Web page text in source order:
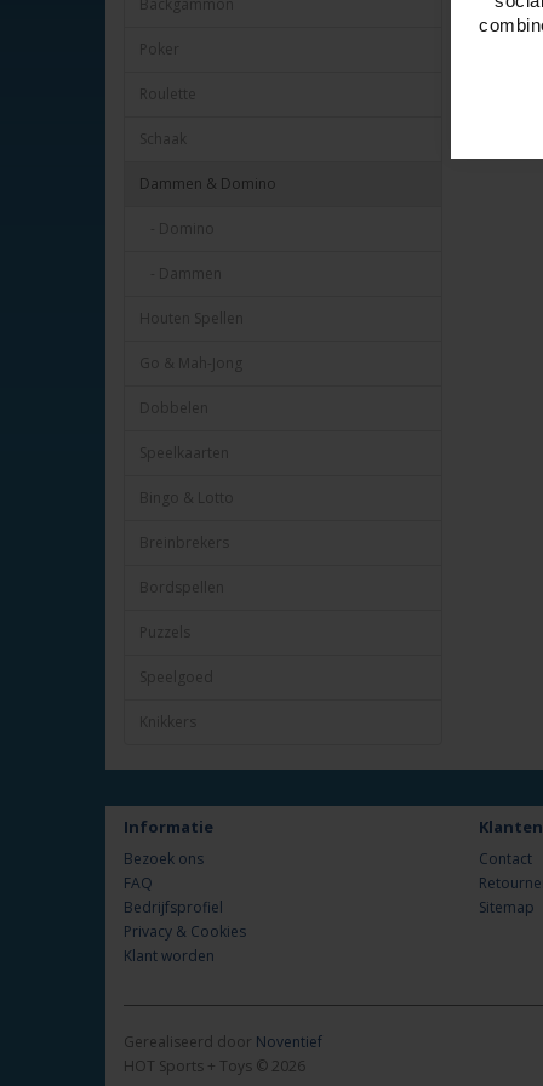
Backgammon
Poker
Roulette
Schaak
Dammen & Domino
- Domino
- Dammen
Houten Spellen
Go & Mah-Jong
Dobbelen
Speelkaarten
Bingo & Lotto
Breinbrekers
Bordspellen
Puzzels
Speelgoed
Knikkers
Informatie
Bezoek ons
FAQ
Bedrijfsprofiel
Privacy & Cookies
Klant worden
Contact
Sitemap
Gerealiseerd door Noventief
HOT Sports + Toys © 2026